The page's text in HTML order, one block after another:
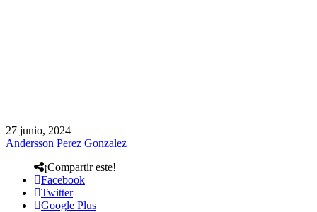
27 junio, 2024
Andersson Perez Gonzalez
¡Compartir este!
Facebook
Twitter
Google Plus